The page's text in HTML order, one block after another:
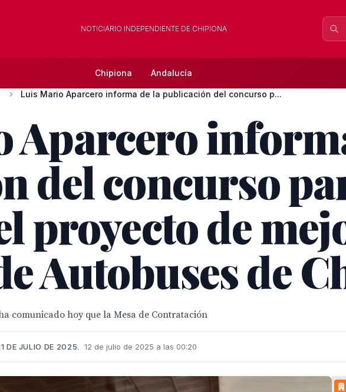
NOTICIARIO INDEPENDIENTE DE CHIPIONA
Chipiona Andalucía
Luis Mario Aparcero informa de la publicación del concurso p...
Aparcero
del concurso
proyecto de
Autobuses de
comunicado hoy que la Mesa de Contratación
DE JULIO DE 2025. 12 de julio de 2025 a las 00:20